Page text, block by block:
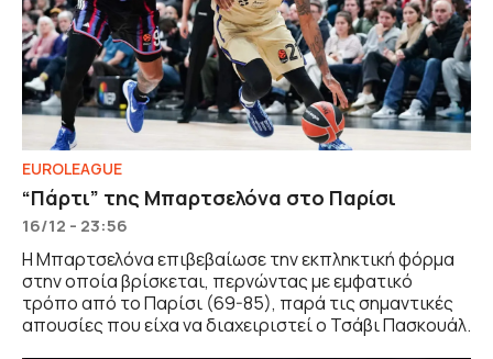
EUROLEAGUE
“Πάρτι” της Μπαρτσελόνα στο Παρίσι
16/12 - 23:56
Η Μπαρτσελόνα επιβεβαίωσε την εκπληκτική φόρμα
στην οποία βρίσκεται, περνώντας με εμφατικό
τρόπο από το Παρίσι (69-85), παρά τις σημαντικές
απουσίες που είχα να διαχειριστεί ο Τσάβι Πασκουάλ.